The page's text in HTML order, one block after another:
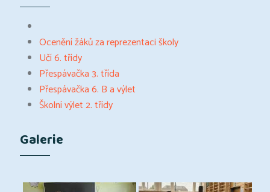
Ocenění žáků za reprezentaci školy
Učí 6. třídy
Přespávačka 3. třída
Přespávačka 6. B a výlet
Školní výlet 2. třídy
Galerie